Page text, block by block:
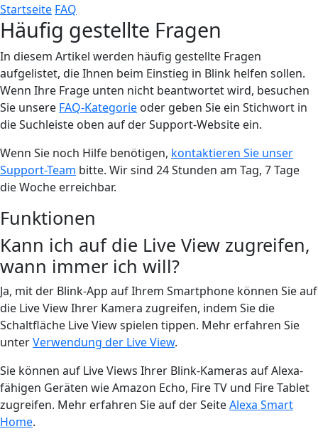
Startseite FAQ
Häufig gestellte Fragen
In diesem Artikel werden häufig gestellte Fragen
aufgelistet, die Ihnen beim Einstieg in Blink helfen sollen.
Wenn Ihre Frage unten nicht beantwortet wird, besuchen
Sie unsere FAQ-Kategorie oder geben Sie ein Stichwort in
die Suchleiste oben auf der Support-Website ein.
Wenn Sie noch Hilfe benötigen, kontaktieren Sie unser
Support-Team bitte. Wir sind 24 Stunden am Tag, 7 Tage
die Woche erreichbar.
Funktionen
Kann ich auf die Live View zugreifen,
wann immer ich will?
Ja, mit der Blink-App auf Ihrem Smartphone können Sie auf
die Live View Ihrer Kamera zugreifen, indem Sie die
Schaltfläche Live View spielen tippen. Mehr erfahren Sie
unterVerwendung der Live View.
Sie können auf Live Views Ihrer Blink-Kameras auf Alexa-
fähigen Geräten wie Amazon Echo, Fire TV und Fire Tablet
zugreifen. Mehr erfahren Sie auf der SeiteAlexa Smart
Home.